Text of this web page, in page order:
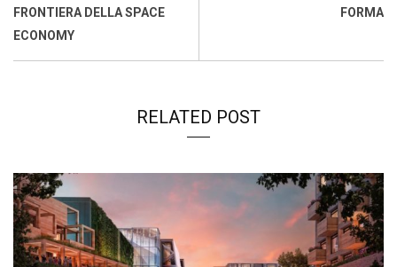
k
p
n
FRONTIERA DELLA SPACE
ECONOMY
FORMA
RELATED POST